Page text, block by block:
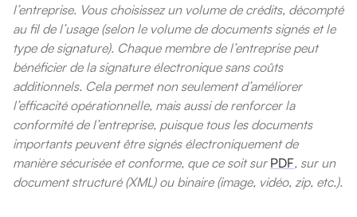
l’entreprise. Vous choisissez un volume de crédits, décompté
au fil de l’usage (selon le volume de documents signés et le
type de signature). Chaque membre de l’entreprise peut
bénéficier de la signature électronique sans coûts
additionnels. Cela permet non seulement d’améliorer
l’efficacité opérationnelle, mais aussi de renforcer la
conformité de l’entreprise, puisque tous les documents
importants peuvent être signés électroniquement de
manière sécurisée et conforme, que ce soit sur PDF, sur un
document structuré (XML) ou binaire (image, vidéo, zip, etc.).